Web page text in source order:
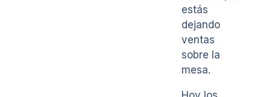
estás
dejando
ventas
sobre la
mesa.